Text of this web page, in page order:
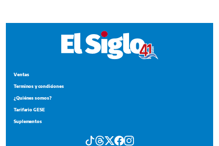
Suplementos
Portada del impreso del 3 de agosto de 2026